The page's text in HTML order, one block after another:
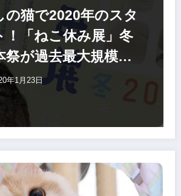
の猫で2020年のスタ
！「ねこ休み展」冬
祭が過去最大規模で
年1月23日